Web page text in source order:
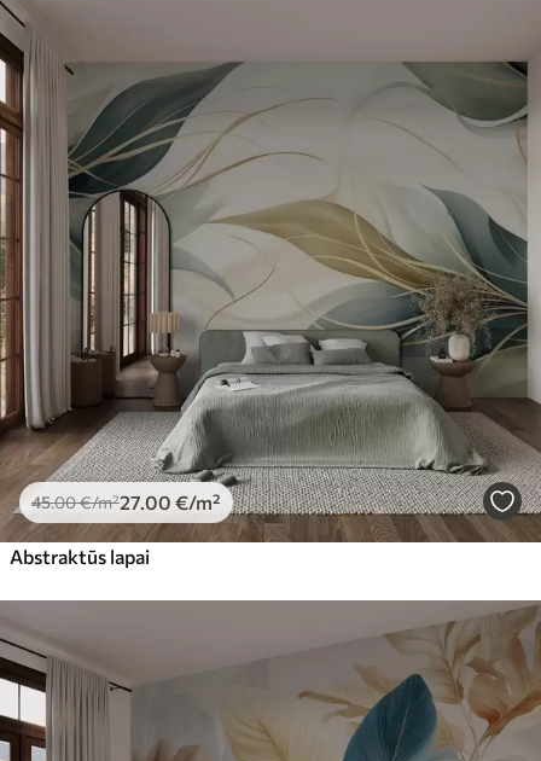
45.00€/m²27 .00 €/m²
Abstraktūs lapai